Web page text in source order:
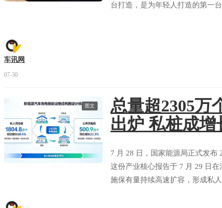
台打造，是为年轻人打造的第一
车讯网
07-30
图文
总量超2305万
出炉 私桩成增
7 月 28 日，国家能源局正式发布
这份产业核心报告于 7 月 29 日
施保有量持续高速扩容，形成私
评分
部分拆解 欧拉 欧拉闪电猫
评分